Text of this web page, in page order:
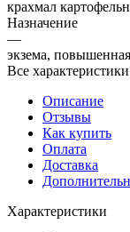
крахмал
Назначение
—
экзема,
Все характеристики
Описание
Отзывы
Как купить
Оплата
Доставка
Характеристики